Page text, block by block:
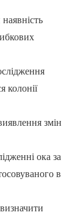
колонії
змін
ока за
в